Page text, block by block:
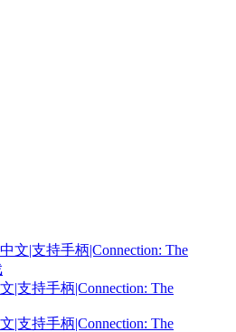
|支持手柄|Connection: The
|支持手柄|Connection: The